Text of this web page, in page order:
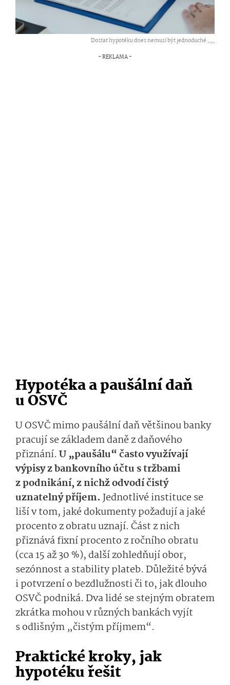
Dostat hypotéku dnes nemusí být jednoduché ,...
Hypotéka a paušální daň
u OSVČ
U OSVČ mimo paušální daň většinou banky
pracují se základem daně z daňového
přiznání. U „paušálu“ často využívají
výpisy z bankovního účtu s tržbami
z podnikání, z nichž odvodí čistý
uznatelný příjem. Jednotlivé instituce se
liší v tom, jaké dokumenty požadují a jaké
procento z obratu uznají. Část z nich
přiznává fixní procento z ročního obratu
(cca 15 až 30 %), další zohledňují obor,
sezónnost a stability plateb. Důležité bývá
i potvrzení o bezdlužnosti či to, jak dlouho
OSVČ podniká. Dva lidé se stejným obratem
zkrátka mohou v různých bankách vyjít
s odlišným „čistým příjmem“.
Praktické kroky, jak
hypotéku řešit